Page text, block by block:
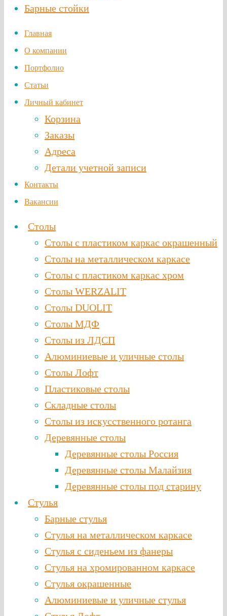
Барные стойки
Главная
О компании
Портфолио
Статьи
Личный кабинет
Корзина
Заказы
Адреса
Детали учетной записи
Контакты
Вакансии
Столы
Столы с пластиком каркас окрашенный
Столы на металлическом каркасе
Столы с пластиком каркас хром
Столы WERZALIT
Столы DUOLIT
Столы МДФ
Столы из ЛДСП
Алюминиевые и уличные столы
Столы Лофт
Пластиковые столы
Складные столы
Столы из искусственного ротанга
Деревянные столы
Деревянные столы Россия
Деревянные столы Малайзия
Деревянные столы под старину
Стулья
Барные стулья
Стулья на металлическом каркасе
Стулья с сиденьем из фанеры
Стулья на хромированном каркасе
Стулья окрашенные
Алюминиевые и уличные стулья